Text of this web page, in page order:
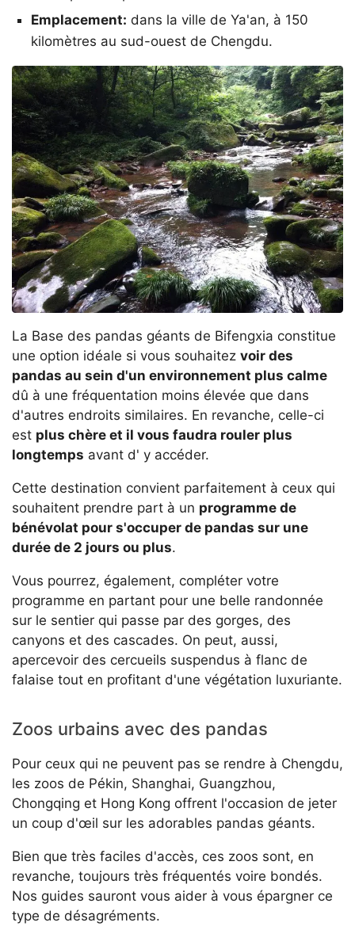
Emplacement: dans la ville de Ya'an, à 150
kilomètres au sud-ouest de Chengdu.
La Base des pandas géants de Bifengxia constitue
une option idéale si vous souhaitez voir des
pandas au sein d'un environnement plus calme
dû à une fréquentation moins élevée que dans
d'autres endroits similaires. En revanche, celle-ci
est plus chère et il vous faudra rouler plus
longtemps avant d' y accéder.
Cette destination convient parfaitement à ceux qui
souhaitent prendre part à un programme de
bénévolat pour s'occuper de pandas sur une
durée de 2 jours ou plus.
Vous pourrez, également, compléter votre
programme en partant pour une belle randonnée
sur le sentier qui passe par des gorges, des
canyons et des cascades. On peut, aussi,
apercevoir des cercueils suspendus à flanc de
falaise tout en profitant d'une végétation luxuriante.
Zoos urbains avec des pandas
Pour ceux qui ne peuvent pas se rendre à Chengdu,
les zoos de Pékin, Shanghai, Guangzhou,
Chongqing et Hong Kong offrent l'occasion de jeter
un coup d'œil sur les adorables pandas géants.
Bien que très faciles d'accès, ces zoos sont, en
revanche, toujours très fréquentés voire bondés.
Nos guides sauront vous aider à vous épargner ce
type de désagréments.